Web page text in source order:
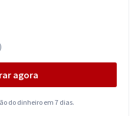
agora
do dinheiro em 7 dias.